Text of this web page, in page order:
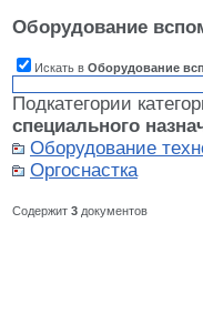
Оборудование
Искать в Оборудование
Подкатегории
специального
Оборудование
Оргоснастка
Содержит 3 документов